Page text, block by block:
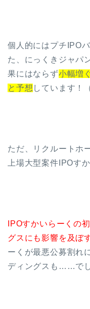
個人的にはプチIPO
た、にっくきジャパ
果にはならず小幅増
と予想 しています！
ただ、リクルートホ
上場大型案件IPOす
IPOすかいらーくの
グスにも影響を及ぼ
ーくが最悪公募割れ
ディングスも……で